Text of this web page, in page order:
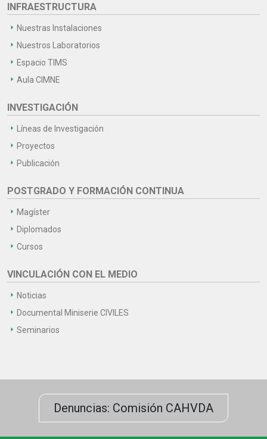
INFRAESTRUCTURA
Nuestras Instalaciones
Nuestros Laboratorios
Espacio TIMS
Aula CIMNE
INVESTIGACIÓN
Líneas de Investigación
Proyectos
Publicación
POSTGRADO Y FORMACIÓN CONTINUA
Magíster
Diplomados
Cursos
VINCULACIÓN CON EL MEDIO
Noticias
Documental Miniserie CIVILES
Seminarios
Denuncias: Comisión CAHVDA